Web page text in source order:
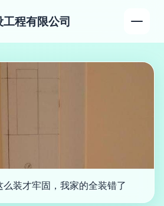
程有限公司
么装才牢固，我家的全装错了